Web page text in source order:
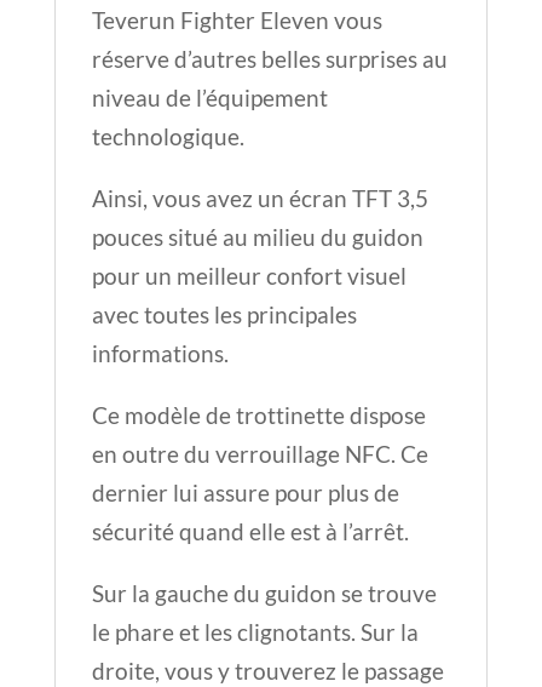
Teverun Fighter Eleven vous
réserve d’autres belles surprises au
niveau de l’équipement
technologique.
Ainsi, vous avez un écran TFT 3,5
pouces situé au milieu du guidon
pour un meilleur confort visuel
avec toutes les principales
informations.
Ce modèle de trottinette dispose
en outre du verrouillage NFC. Ce
dernier lui assure pour plus de
sécurité quand elle est à l’arrêt.
Sur la gauche du guidon se trouve
le phare et les clignotants. Sur la
droite, vous y trouverez le passage